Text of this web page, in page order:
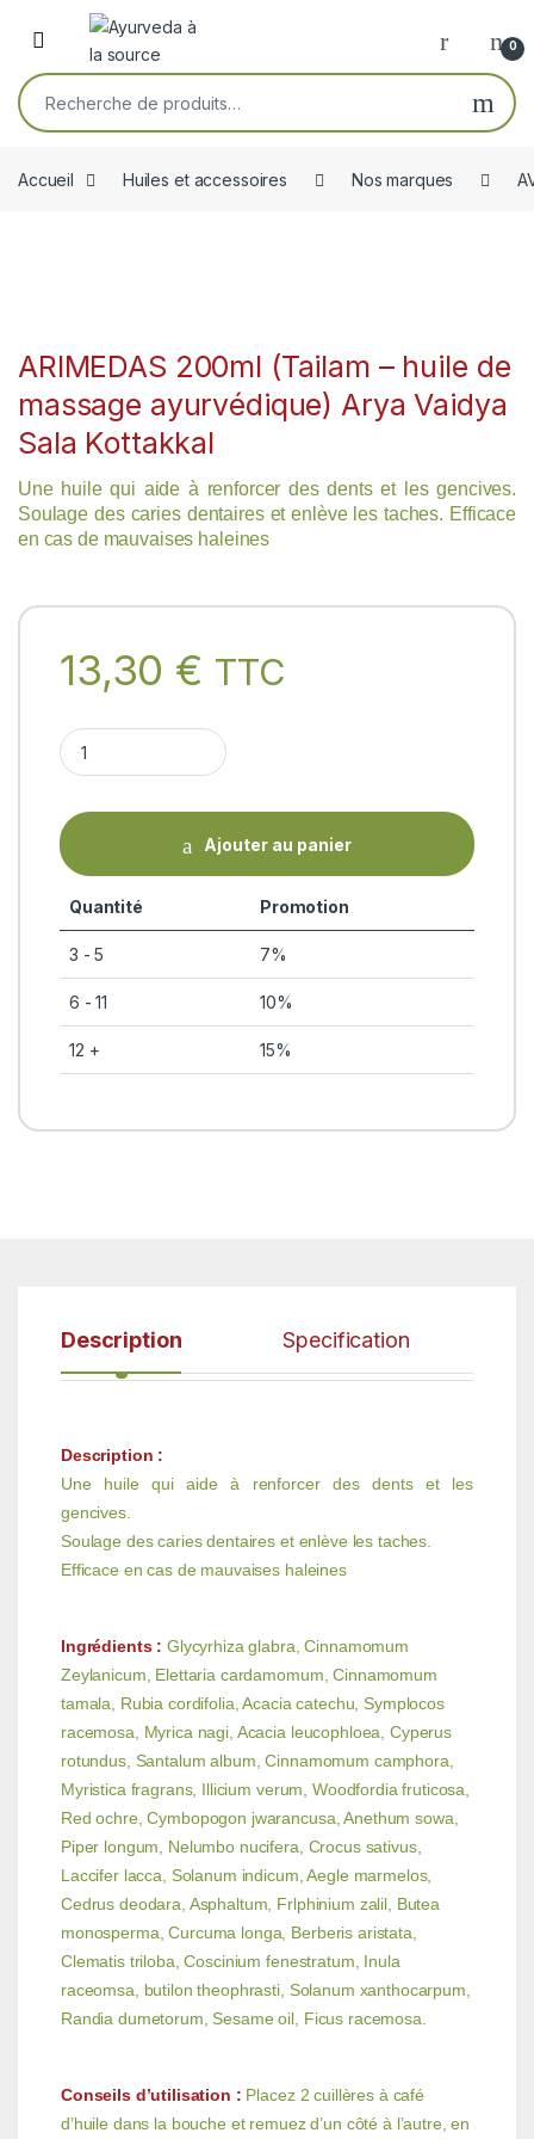
Skip to navigation
Skip to content
Open 0
Recherche pour :
Accueil Huiles et accessoires Nos marques
ARIMEDAS 200ml (Tailam – huile de
massage ayurvédique) Arya Vaidya
Sala Kottakkal
Une huile qui aide à renforcer des dents et les gencives.
Soulage des caries dentaires et enlève les taches. Efficace
en cas de mauvaises haleines
13,30 € TTC
ARIMEDAS 200ml (Tailam - huile de massage ayurvédique)
Ajouter au panier
Quantité Promotion
3 - 5 7%
6 - 11 10%
12 + 15%
Description Specification
Description :
Une huile qui aide à renforcer des dents et les
gencives.
Soulage des caries dentaires et enlève les taches.
Efficace en cas de mauvaises haleines
Ingrédients : Glycyrhiza glabra, Cinnamomum
Zeylanicum, Elettaria cardamomum, Cinnamomum
tamala, Rubia cordifolia, Acacia catechu, Symplocos
racemosa, Myrica nagi, Acacia leucophloea, Cyperus
rotundus, Santalum album, Cinnamomum camphora,
Myristica fragrans, Illicium verum, Woodfordia fruticosa,
Red ochre, Cymbopogon jwarancusa, Anethum sowa,
Piper longum, Nelumbo nucifera, Crocus sativus,
Laccifer lacca, Solanum indicum, Aegle marmelos,
Cedrus deodara, Asphaltum, Frlphinium zalil, Butea
monosperma, Curcuma longa, Berberis aristata,
Clematis triloba, Coscinium fenestratum, Inula
raceomsa, butilon theophrasti, Solanum xanthocarpum,
Randia dumetorum, Sesame oil, Ficus racemosa.
Conseils d’utilisation : Placez 2 cuillères à café
d’huile dans la bouche et remuez d’un côté à l’autre, en